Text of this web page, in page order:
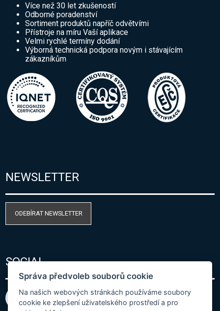
Více než 30 let zkušeností
Odborné poradenství
Sortiment produktů napříč odvětvími
Přístroje na míru Vaší aplikace
Velmi rychlé termíny dodání
Výborná technická podpora novým i stávajícím
zákazníkům
NEWSLETTER
ODEBÍRAT NEWSLETTER
SOCIAL
Správa předvoleb souborů cookie
Na našich webových stránkách používáme soubory
cookie ke zlepšení uživatelského prostředí a pro